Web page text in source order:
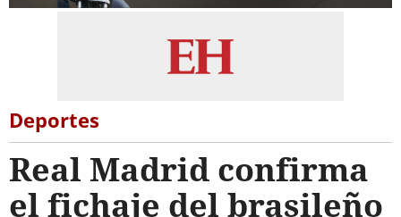
Deportes
Real Madrid confirma
el fichaje del brasileño